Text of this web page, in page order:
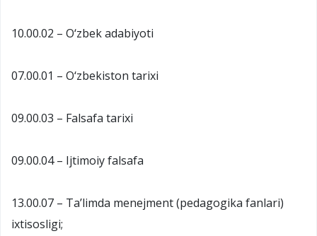
10.00.02 – O‘zbek adabiyoti
07.00.01 – O‘zbekiston tarixi
09.00.03 – Falsafa tarixi
09.00.04 – Ijtimoiy falsafa
13.00.07 – Ta’limda menejment (pedagogika fanlari)
ixtisosligi;